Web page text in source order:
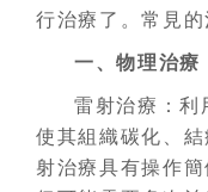
行治療了。常見的
一、物理治療
雷射治療：利
使其組織碳化、
射治療具有操作